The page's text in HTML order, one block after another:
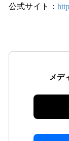
公式サイト：
メデ